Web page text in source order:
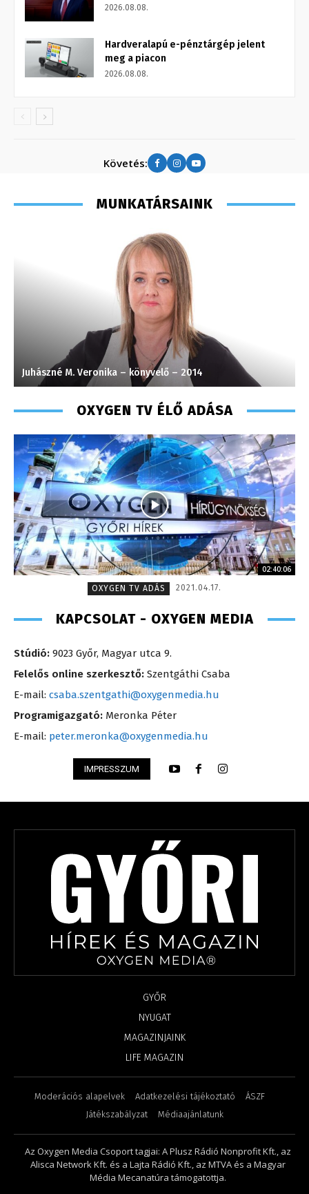
2026.08.08.
Hardveralapú e-pénztárgép jelent
meg a piacon
2026.08.08.
Követés:
MUNKATÁRSAINK
Juhászné M. Veronika – könyvelő – 2014
OXYGEN TV ÉLŐ ADÁSA
02:40:06
OXYGEN TV ADÁS
2021.04.17.
KAPCSOLAT - OXYGEN MEDIA
Stúdió: 9023 Győr, Magyar utca 9.
Felelős online szerkesztő: Szentgáthi Csaba
E-mail: csaba.szentgathi@oxygenmedia.hu
Programigazgató: Meronka Péter
E-mail: peter.meronka@oxygenmedia.hu
IMPRESSZUM
GYŐR
NYUGAT
MAGAZINJAINK
LIFE MAGAZIN
Moderációs alapelvek Adatkezelési tájékoztató
ÁSZF
Játékszabályzat
Médiaajánlatunk
Az Oxygen Media Csoport tagjai: A Plusz Rádió Nonprofit Kft., az
Alisca Network Kft. és a Lajta Rádió Kft., az MTVA és a Magyar
Média Mecanatúra támogatottja.